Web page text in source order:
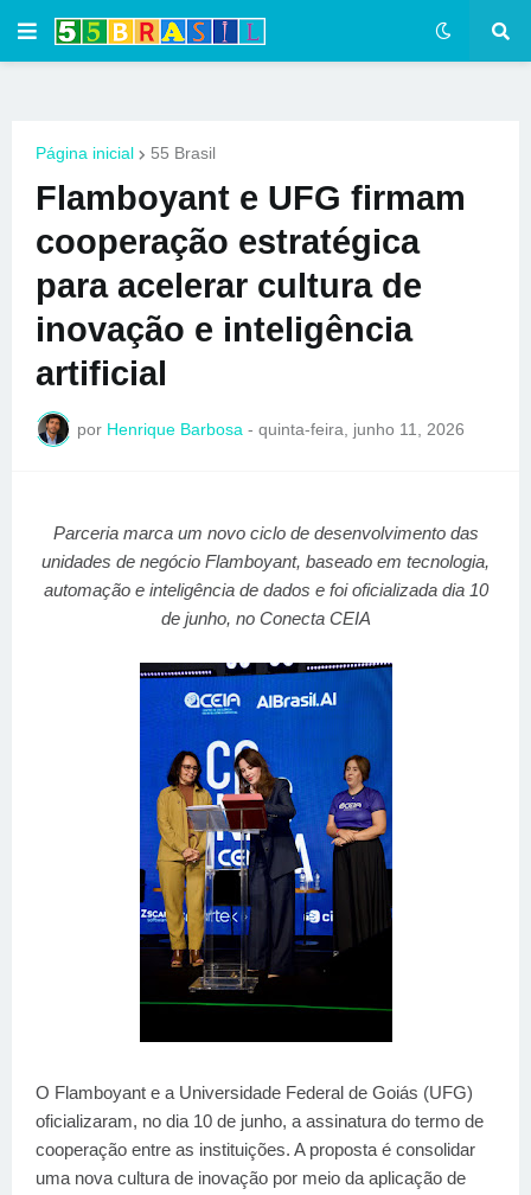
Página inicial 55 Brasil
Flamboyant e UFG firmam
cooperação estratégica
para acelerar cultura de
inovação e inteligência
artificial
por Henrique Barbosa - quinta-feira, junho 11, 2026
Parceria marca um novo ciclo de desenvolvimento das
unidades de negócio Flamboyant, baseado em tecnologia,
automação e inteligência de dados e foi oficializada dia 10
de junho, no Conecta CEIA
O Flamboyant e a Universidade Federal de Goiás (UFG)
oficializaram, no dia 10 de junho, a assinatura do termo de
cooperação entre as instituições. A proposta é consolidar
uma nova cultura de inovação por meio da aplicação de